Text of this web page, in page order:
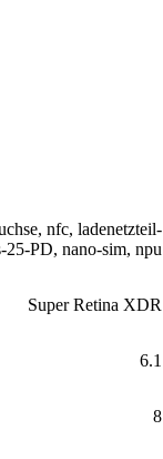
, nfc, ladenetzteil-
25-PD, nano-sim, npu
Super Retina XDR
6.1
8